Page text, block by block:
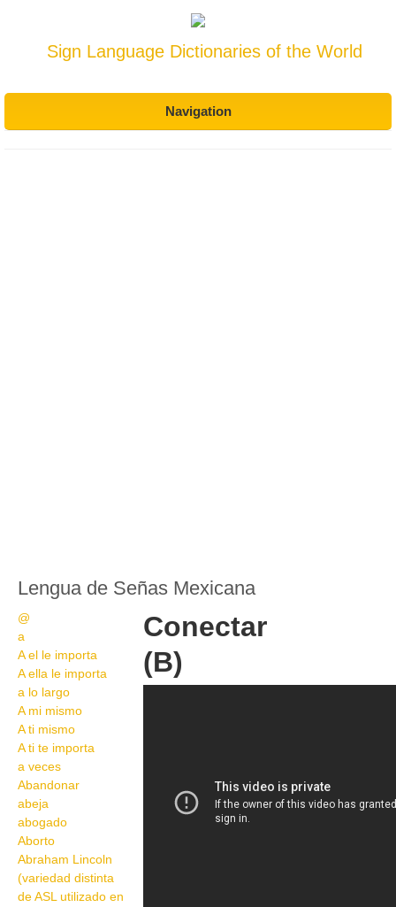
Sign Language Dictionaries of the World
Navigation
Lengua de Señas Mexicana
@
a
A el le importa
A ella le importa
a lo largo
A mi mismo
A ti mismo
A ti te importa
a veces
Abandonar
abeja
abogado
Aborto
Abraham Lincoln
(variedad distinta
de ASL utilizado en
Conectar
(B)